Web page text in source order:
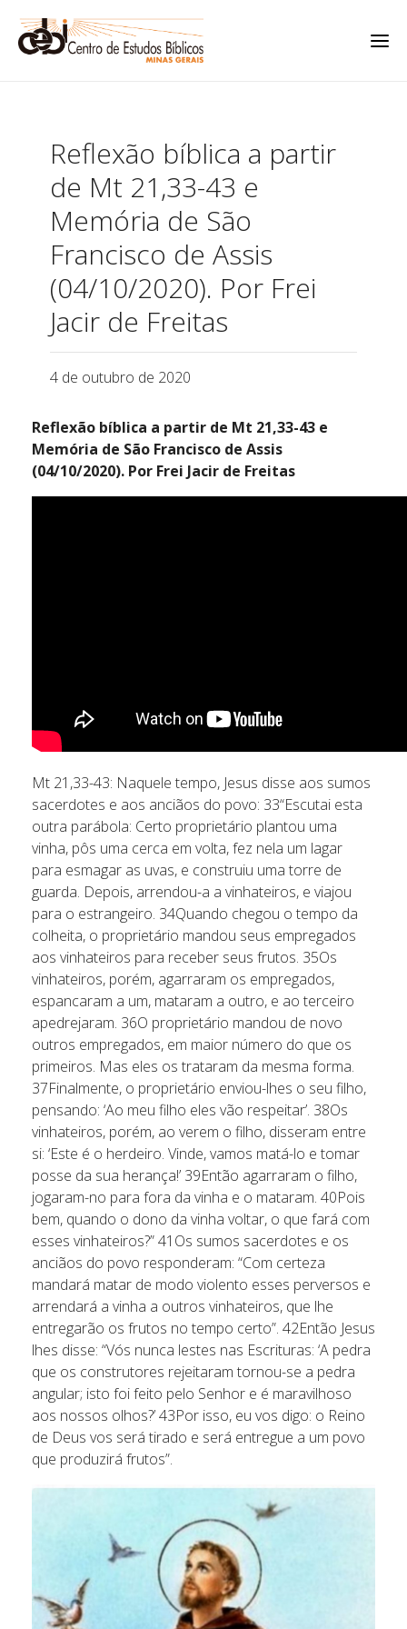
Reflexão bíblica a partir
de Mt 21,33-43 e
Memória de São
Francisco de Assis
(04/10/2020). Por Frei
Jacir de Freitas
4 de outubro de 2020
Reflexão bíblica a partir de Mt 21,33-43 e
Memória de São Francisco de Assis
(04/10/2020). Por Frei Jacir de Freitas
Mt 21,33-43: Naquele tempo, Jesus disse aos sumos
sacerdotes e aos anciãos do povo: 33“Escutai esta
outra parábola: Certo proprietário plantou uma
vinha, pôs uma cerca em volta, fez nela um lagar
para esmagar as uvas, e construiu uma torre de
guarda. Depois, arrendou-a a vinhateiros, e viajou
para o estrangeiro. 34Quando chegou o tempo da
colheita, o proprietário mandou seus empregados
aos vinhateiros para receber seus frutos. 35Os
vinhateiros, porém, agarraram os empregados,
espancaram a um, mataram a outro, e ao terceiro
apedrejaram. 36O proprietário mandou de novo
outros empregados, em maior número do que os
primeiros. Mas eles os trataram da mesma forma.
37Finalmente, o proprietário enviou-lhes o seu filho,
pensando: ‘Ao meu filho eles vão respeitar’. 38Os
vinhateiros, porém, ao verem o filho, disseram entre
si: ‘Este é o herdeiro. Vinde, vamos matá-lo e tomar
posse da sua herança!’ 39Então agarraram o filho,
jogaram-no para fora da vinha e o mataram. 40Pois
bem, quando o dono da vinha voltar, o que fará com
esses vinhateiros?” 41Os sumos sacerdotes e os
anciãos do povo responderam: “Com certeza
mandará matar de modo violento esses perversos e
arrendará a vinha a outros vinhateiros, que lhe
entregarão os frutos no tempo certo”. 42Então Jesus
lhes disse: “Vós nunca lestes nas Escrituras: ‘A pedra
que os construtores rejeitaram tornou-se a pedra
angular; isto foi feito pelo Senhor e é maravilhoso
aos nossos olhos?’ 43Por isso, eu vos digo: o Reino
de Deus vos será tirado e será entregue a um povo
que produzirá frutos”.